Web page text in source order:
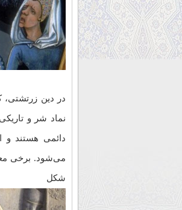
نماد شر و
دائمی هستند و
می‌شود. برخی